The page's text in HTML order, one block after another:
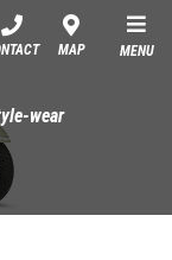
MAP MENU
wear